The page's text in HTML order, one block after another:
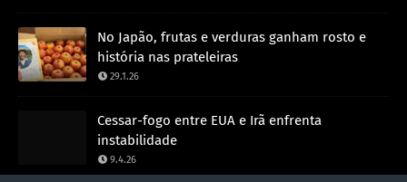
No Japão, frutas e verduras ganham rosto e
história nas prateleiras
29.1.26
Cessar-fogo entre EUA e Irã enfrenta
instabilidade
9.4.26